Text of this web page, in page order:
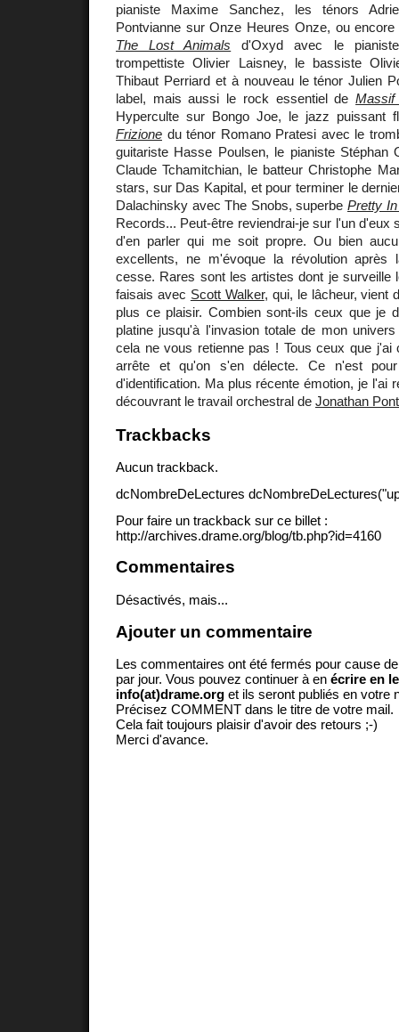
pianiste Maxime Sanchez, les ténors
Pontvianne sur Onze Heures Onze, ou
The Lost Animals d'Oxyd avec le
trompettiste Olivier Laisney, le bassiste
Thibaut Perriard et à nouveau le ténor Julien
label, mais aussi le rock essentiel deMassif
Hyperculte sur Bongo Joe, le jazz puissant
Frizione du ténor Romano Pratesi avec le
guitariste Hasse Poulsen, le pianiste Stéphan
Claude Tchamitchian, le batteur Christophe
stars, sur Das Kapital, et pour terminer le
Dalachinsky avec The Snobs, superbe Pretty
Records... Peut-être reviendrai-je sur l'un d'eux
d'en parler qui me soit propre. Ou bien
excellents, ne m'évoque la révolution après
cesse. Rares sont les artistes dont je surveille
faisais avec Scott Walker, qui, le lâcheur, vient
plus ce plaisir. Combien sont-ils ceux que je
platine jusqu'à l'invasion totale de mon
cela ne vous retienne pas ! Tous ceux que j'ai
arrête et qu'on s'en délecte. Ce n'est
d'identification. Ma plus récente émotion, je l'ai
découvrant le travail orchestral de Jonathan
Trackbacks
Aucun trackback.
dcNombreDeLectures
Pour faire un trackback sur ce billet :
http://archives.drame.org/blog/tb.php?id=4160
Commentaires
Désactivés, mais...
Ajouter un commentaire
Les commentaires ont été fermés pour cause
par jour. Vous pouvez continuer à en écrire en
info(at)drame.org et ils seront publiés en votre
Précisez COMMENT dans le titre de votre mail.
Cela fait toujours plaisir d'avoir des retours ;-)
Merci d'avance.